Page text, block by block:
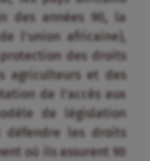
des années 90, la
l’union africaine),
des droits
agriculteurs et des
de l’accès aux
de législation
défendre les droits
où ils assurent 90